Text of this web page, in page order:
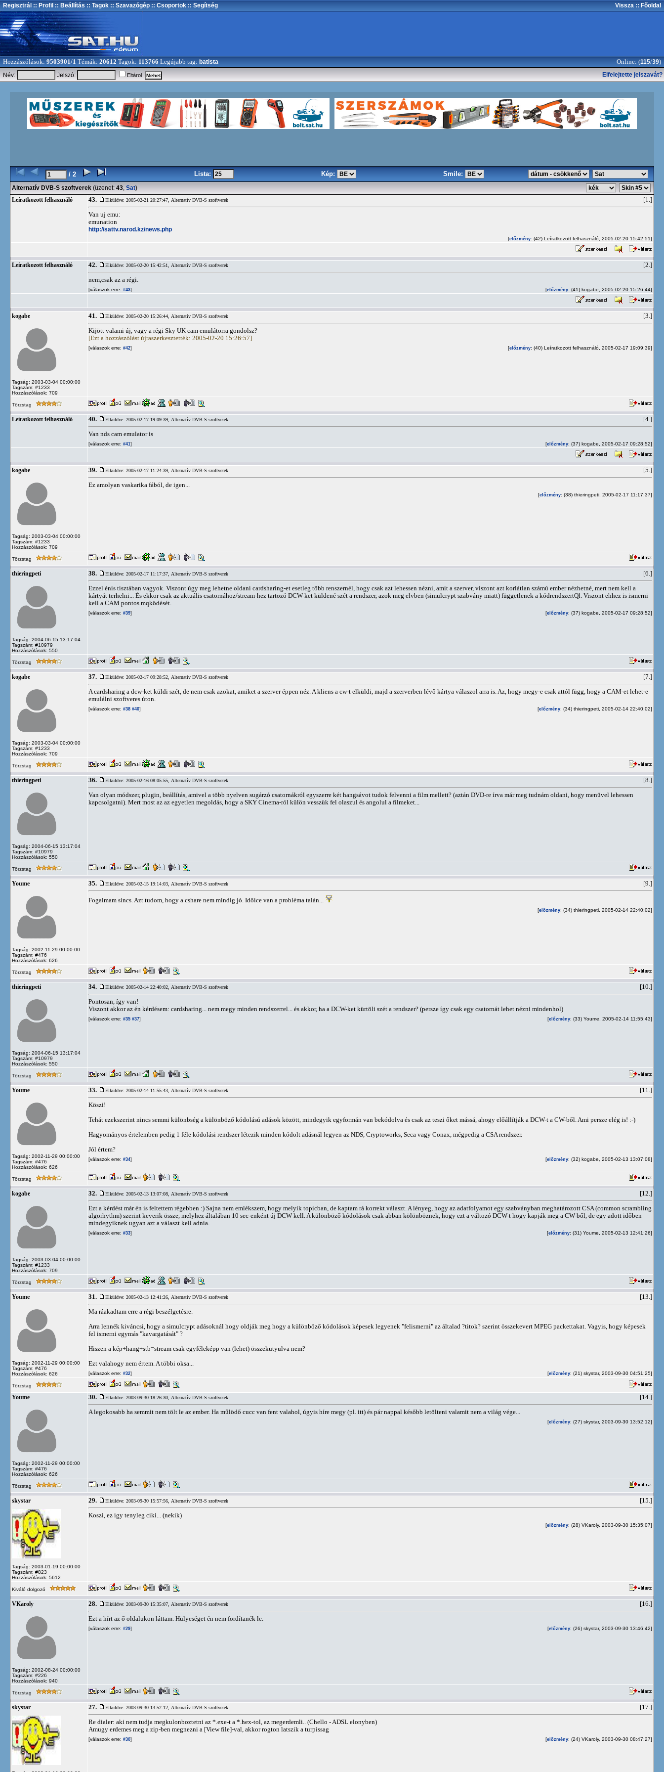
Regisztrál :: Profil :: Beállítás :: Tagok :: Szavazógép :: Csoportok :: Segítség Vissza :: Főoldal
Hozzászólások: 9503901/1 Témák: 20612 Tagok: 113766 Legújabb tag: batista Online: (115/39)
Név: Jelszó: Eltárol Elfelejtette jelszavát?
/ 2 Lista: Kép: Smile:
Alternatív DVB-S szoftverek (üzenet: 43, Sat)
Leíratkozott felhasználó 43. Elküldve: 2005-02-21 20:27:47, Alternatív DVB-S szoftverek [1.]
Van uj emu:
emunation
http://sattv.narod.kz/news.php
[előzmény: (42) Leíratkozott felhasználó, 2005-02-20 15:42:51]
Leíratkozott felhasználó 42. Elküldve: 2005-02-20 15:42:51, Alternatív DVB-S szoftverek [2.]
nem,csak az a régi.
[válaszok erre: #43] [előzmény: (41) kogabe, 2005-02-20 15:26:44]
kogabe
Tagság: 2003-03-04 00:00:00
Tagszám: #1233
Hozzászólások: 709
41. Elküldve: 2005-02-20 15:26:44, Alternatív DVB-S szoftverek [3.]
Kijött valami új, vagy a régi Sky UK cam emulátorra gondolsz?
[Ezt a hozzászólást újraszerkesztették: 2005-02-20 15:26:57]
[válaszok erre: #42] [előzmény: (40) Leíratkozott felhasználó, 2005-02-17 19:09:39]
Törzstag
Leíratkozott felhasználó 40. Elküldve: 2005-02-17 19:09:39, Alternatív DVB-S szoftverek [4.]
Van nds cam emulator is
[válaszok erre: #41] [előzmény: (37) kogabe, 2005-02-17 09:28:52]
kogabe
Tagság: 2003-03-04 00:00:00
Tagszám: #1233
Hozzászólások: 709
39. Elküldve: 2005-02-17 11:24:39, Alternatív DVB-S szoftverek [5.]
Ez amolyan vaskarika fából, de igen...
[előzmény: (38) thieringpeti, 2005-02-17 11:17:37]
Törzstag
thieringpeti
Tagság: 2004-06-15 13:17:04
Tagszám: #10979
Hozzászólások: 550
38. Elküldve: 2005-02-17 11:17:37, Alternatív DVB-S szoftverek [6.]
Ezzel énis tisztában vagyok. Viszont úgy meg lehetne oldani cardsharing-et esetleg több renszernél, hogy csak azt lehessen nézni, amit a szerver, viszont azt korlátlan számú ember nézhetné, mert nem kell a
kártyát terhelni... És ekkor csak az aktuális csatornához/stream-hez tartozó DCW-ket küldené szét a rendszer, azok meg elvben (simulcrypt szabvány miatt) függetlenek a kódrendszertQl. Viszont ehhez is ismerni
kell a CAM pontos mqködését.
[válaszok erre: #39] [előzmény: (37) kogabe, 2005-02-17 09:28:52]
Törzstag
kogabe
Tagság: 2003-03-04 00:00:00
Tagszám: #1233
Hozzászólások: 709
37. Elküldve: 2005-02-17 09:28:52, Alternatív DVB-S szoftverek [7.]
A cardsharing a dcw-ket küldi szét, de nem csak azokat, amiket a szerver éppen néz. A kliens a cw-t elküldi, majd a szerverben lévő kártya válaszol arra is. Az, hogy megy-e csak attól függ, hogy a CAM-et lehet-e
emulálni szoftveres úton.
[válaszok erre: #38 #40] [előzmény: (34) thieringpeti, 2005-02-14 22:40:02]
Törzstag
thieringpeti
Tagság: 2004-06-15 13:17:04
Tagszám: #10979
Hozzászólások: 550
36. Elküldve: 2005-02-16 08:05:55, Alternatív DVB-S szoftverek [8.]
Van olyan módszer, plugin, beállítás, amivel a több nyelven sugárzó csatornákról egyszerre két hangsávot tudok felvenni a film mellett? (aztán DVD-re írva már meg tudnám oldani, hogy menüvel lehessen
kapcsolgatni). Mert most az az egyetlen megoldás, hogy a SKY Cinema-ról külön vesszük fel olaszul és angolul a filmeket...
Törzstag
Youme
Tagság: 2002-11-29 00:00:00
Tagszám: #476
Hozzászólások: 626
35. Elküldve: 2005-02-15 19:14:03, Alternatív DVB-S szoftverek [9.]
Fogalmam sincs. Azt tudom, hogy a cshare nem mindig jó. Időice van a probléma talán...
[előzmény: (34) thieringpeti, 2005-02-14 22:40:02]
Törzstag
thieringpeti
Tagság: 2004-06-15 13:17:04
Tagszám: #10979
Hozzászólások: 550
34. Elküldve: 2005-02-14 22:40:02, Alternatív DVB-S szoftverek [10.]
Pontosan, így van!
Viszont akkor az én kérdésem: cardsharing... nem megy minden rendszerrel... és akkor, ha a DCW-ket kürtöli szét a rendszer? (persze így csak egy csatornát lehet nézni mindenhol)
[válaszok erre: #35 #37] [előzmény: (33) Youme, 2005-02-14 11:55:43]
Törzstag
Youme
Tagság: 2002-11-29 00:00:00
Tagszám: #476
Hozzászólások: 626
33. Elküldve: 2005-02-14 11:55:43, Alternatív DVB-S szoftverek [11.]
Köszi!
Tehát ezekszerint nincs semmi különbség a különböző kódolású adások között, mindegyik egyformán van bekódolva és csak az teszi őket mássá, ahogy előállítják a DCW-t a CW-ből. Ami persze elég is! :-)
Hagyományos értelemben pedig 1 féle kódolási rendszer létezik minden kódolt adásnál legyen az NDS, Cryptoworks, Seca vagy Conax, mégpedig a CSA rendszer.
Jól értem?
[válaszok erre: #34] [előzmény: (32) kogabe, 2005-02-13 13:07:08]
Törzstag
kogabe
Tagság: 2003-03-04 00:00:00
Tagszám: #1233
Hozzászólások: 709
32. Elküldve: 2005-02-13 13:07:08, Alternatív DVB-S szoftverek [12.]
Ezt a kérdést már én is feltettem régebben :) Sajna nem emlékszem, hogy melyik topicban, de kaptam rá korrekt választ. A lényeg, hogy az adatfolyamot egy szabványban meghatározott CSA (common scrambling
algorhythm) szerint keverik össze, melyhez általában 10 sec-enként új DCW kell. A különböző kódolások csak abban kölönböznek, hogy ezt a változó DCW-t hogy kapják meg a CW-ből, de egy adott időben
mindegyiknek ugyan azt a választ kell adnia.
[válaszok erre: #33] [előzmény: (31) Youme, 2005-02-13 12:41:26]
Törzstag
Youme
Tagság: 2002-11-29 00:00:00
Tagszám: #476
Hozzászólások: 626
31. Elküldve: 2005-02-13 12:41:26, Alternatív DVB-S szoftverek [13.]
Ma ráakadtam erre a régi beszélgetésre.
Arra lennék kiváncsi, hogy a simulcrypt adásoknál hogy oldják meg hogy a különböző kódolások képesek legyenek "felismerni" az általad ?titok? szerint összekevert MPEG packettakat. Vagyis, hogy képesek
fel ismerni egymás "kavargatását" ?
Hiszen a kép+hang+stb=stream csak egyféleképp van (lehet) összekutyulva nem?
Ezt valahogy nem értem. A többi oksa...
[válaszok erre: #32] [előzmény: (21) skystar, 2003-09-30 04:51:25]
Törzstag
Youme
Tagság: 2002-11-29 00:00:00
Tagszám: #476
Hozzászólások: 626
30. Elküldve: 2003-09-30 18:26:30, Alternatív DVB-S szoftverek [14.]
A legokosabb ha semmit nem tölt le az ember. Ha műlödő cucc van fent valahol, úgyis híre megy (pl. itt) és pár nappal később letölteni valamit nem a világ vége...
[előzmény: (27) skystar, 2003-09-30 13:52:12]
Törzstag
skystar
Tagság: 2003-01-19 00:00:00
Tagszám: #823
Hozzászólások: 5612
29. Elküldve: 2003-09-30 15:57:56, Alternatív DVB-S szoftverek [15.]
Koszi, ez igy tenyleg ciki... (nekik)
[előzmény: (28) VKaroly, 2003-09-30 15:35:07]
Kiváló dolgozó
VKaroly
Tagság: 2002-08-24 00:00:00
Tagszám: #226
Hozzászólások: 940
28. Elküldve: 2003-09-30 15:35:07, Alternatív DVB-S szoftverek [16.]
Ezt a hírt az ő oldalukon láttam. Hülyeséget én nem fordítanék le.
[válaszok erre: #29] [előzmény: (26) skystar, 2003-09-30 13:46:42]
Törzstag
skystar 27. Elküldve: 2003-09-30 13:52:12, Alternatív DVB-S szoftverek [17.]
Re dialer: aki nem tudja megkulonboztetni az *.exe-t a *.hex-tol, az megerdemli.. (Chello - ADSL elonyben)
Amugy erdemes meg a zip-ben megnezni a [View file]-val, akkor rogton latszik a turpissag
[válaszok erre: #30] [előzmény: (24) VKaroly, 2003-09-30 08:47:27]